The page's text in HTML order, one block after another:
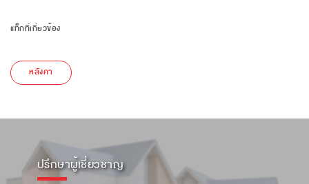
แท็กที่เกี่ยวข้อง
หลังคา
ปรึกษาผู้เชี่ยวชาญ